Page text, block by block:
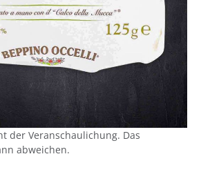
der Veranschaulichung. Das
abweichen.